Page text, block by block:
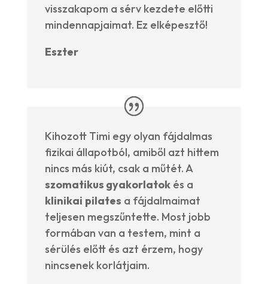
visszakapom a sérv kezdete előtti
mindennapjaimat. Ez elképesztő!
Eszter
Kihozott Timi egy olyan fájdalmas
fizikai állapotból, amiből azt hittem
nincs más kiút, csak a műtét. A
szomatikus gyakorlatokés a
klinikai pilates a fájdalmaimat
teljesen megszűntette. Most jobb
formában van a testem, mint a
sérülés előtt és azt érzem, hogy
nincsenek korlátjaim.